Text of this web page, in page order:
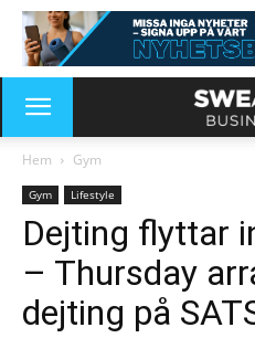
Hem Gym
Gym Lifestyle
Dejting flyttar
– Thursday
dejting på